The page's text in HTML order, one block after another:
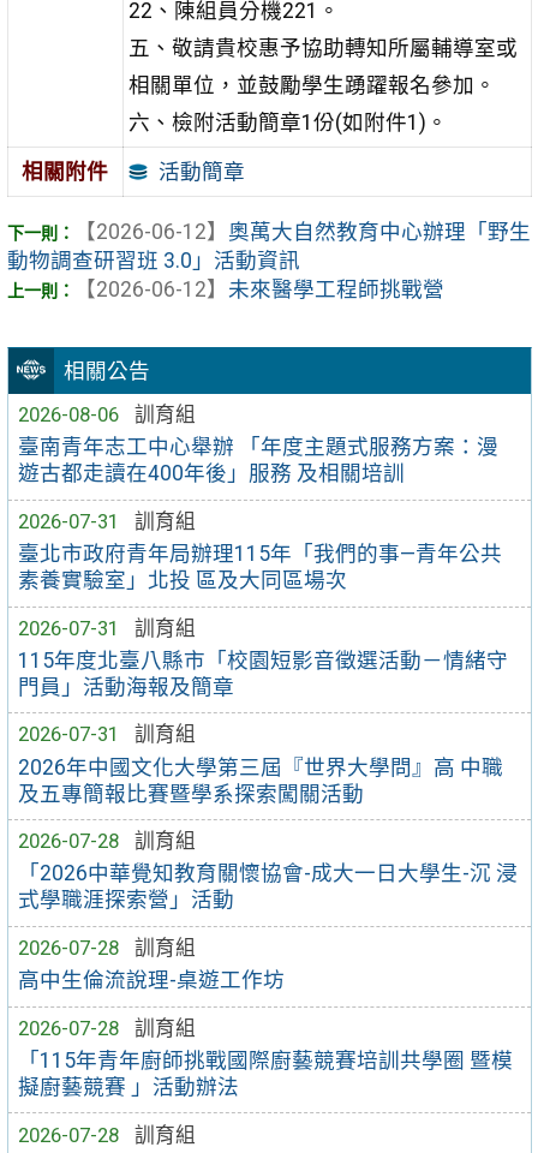
相關公告
2026-08-06
訓育組
臺南青年志工中心舉辦 「年度主題式服務方案：漫
遊古都走讀在400年後」服務 及相關培訓
2026-07-31
訓育組
臺北市政府青年局辦理115年「我們的事—青年公共
素養實驗室」北投 區及大同區場次
2026-07-31
訓育組
115年度北臺八縣市「校園短影音徵選活動－情緒守
門員」活動海報及簡章
2026-07-31
訓育組
2026年中國文化大學第三屆『世界大學問』高 中職
及五專簡報比賽暨學系探索闖關活動
2026-07-28
訓育組
「2026中華覺知教育關懷協會-成大一日大學生-沉 浸
式學職涯探索營」活動
2026-07-28
訓育組
高中生倫流說理-桌遊工作坊
2026-07-28
訓育組
「115年青年廚師挑戰國際廚藝競賽培訓共學圈 暨模
擬廚藝競賽 」活動辦法
2026-07-28
訓育組
22、陳組員分機221。
五、敬請貴校惠予協助轉知所屬輔導室或
相關單位，並鼓勵學生踴躍報名參加。
六、檢附活動簡章1份(如附件1)。
相關附件 活動簡章
【2026-06-12】 奧萬大自然教育中心辦理「野生
動物調查研習班 3.0」活動資訊
【2026-06-12】 未來醫學工程師挑戰營